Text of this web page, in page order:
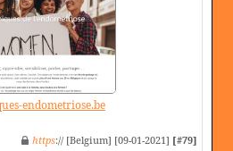
endometriose.be
https:// [Belgium] [09-01-2021] [#79]